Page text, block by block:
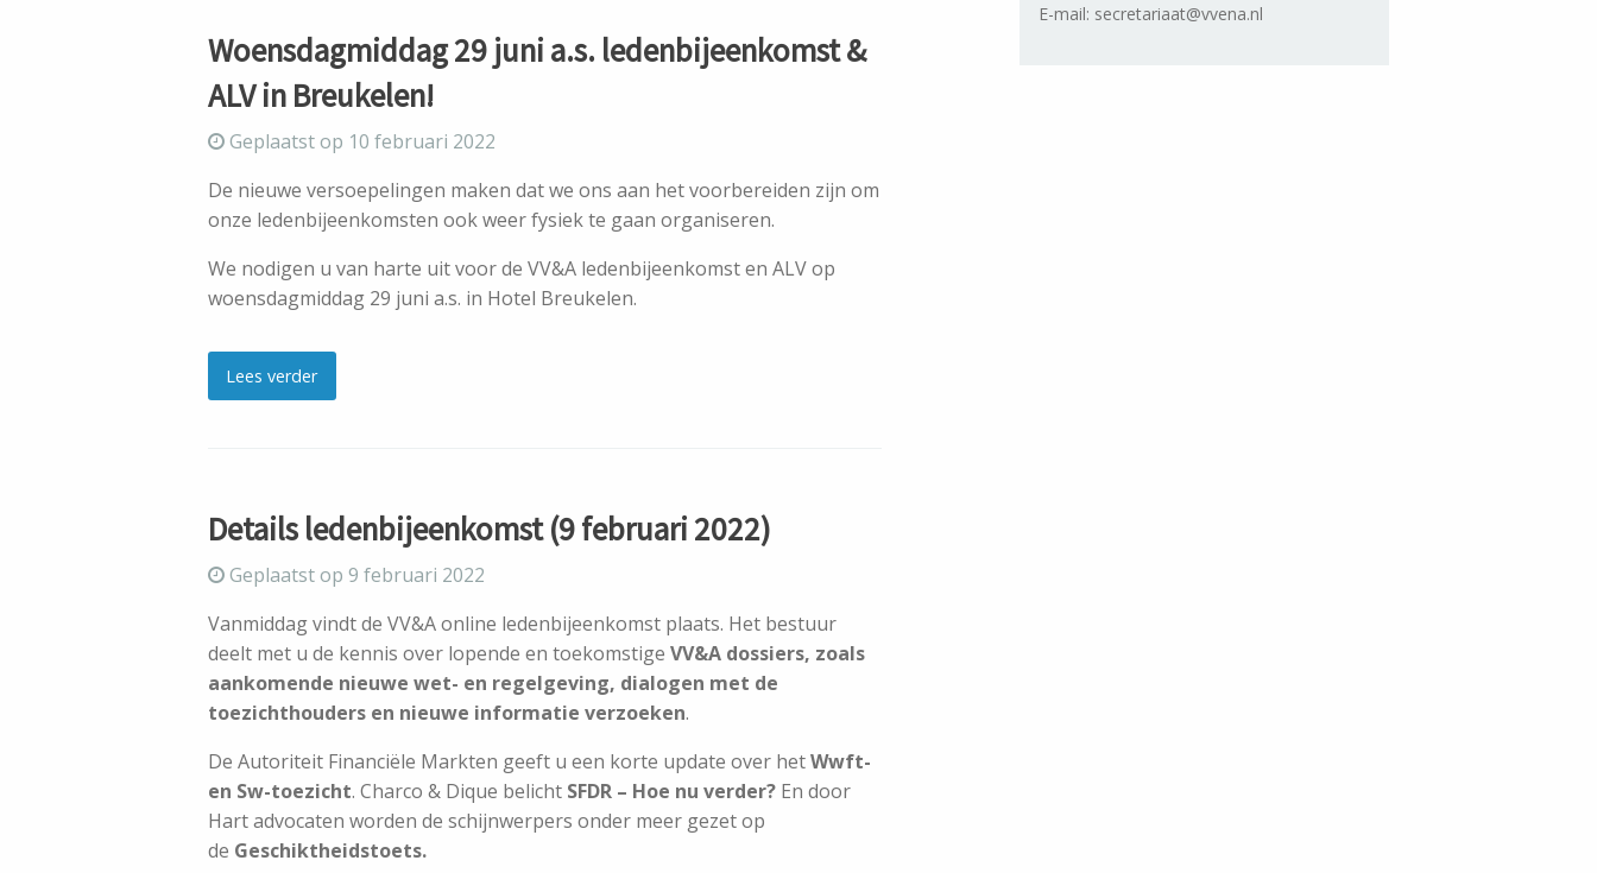
Woensdagmiddag 29 juni a.s. ledenbijeenkomst &
ALV in Breukelen!
Geplaatst op 10 februari 2022
De nieuwe versoepelingen maken dat we ons aan het voorbereiden zijn om
onze ledenbijeenkomsten ook weer fysiek te gaan organiseren.
We nodigen u van harte uit voor de VV&A ledenbijeenkomst en ALV op
woensdagmiddag 29 juni a.s. in Hotel Breukelen.
Lees verder
Details ledenbijeenkomst (9 februari 2022)
Geplaatst op 9 februari 2022
Vanmiddag vindt de VV&A online ledenbijeenkomst plaats. Het bestuur
deelt met u de kennis over lopende en toekomstige VV&A dossiers, zoals
aankomende nieuwe wet- en regelgeving, dialogen met de
toezichthouders en nieuwe informatie verzoeken.
De Autoriteit Financiële Markten geeft u een korte update over hetWwft-
en Sw-toezicht. Charco & Dique belicht SFDR – Hoe nu verder? En door
Hart advocaten worden de schijnwerpers onder meer gezet op
de Geschiktheidstoets.
E-mail: secretariaat@vvena.nl